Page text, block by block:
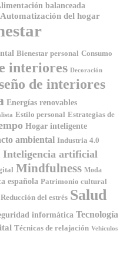
balanceada
Automatización del hogar
Bienestar personal Consumo
interiores Decoración
de interiores
Energías renovables
Estilo personal Estrategias de
Hogar inteligente
ambiental Industria 4.0
Inteligencia artificial
Mindfulness Moda
española Patrimonio cultural
Reducción del estrés Salud
informática Tecnología
Técnicas de relajación Vehículos